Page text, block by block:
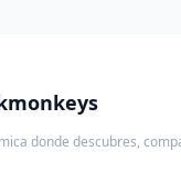
donde descubres,